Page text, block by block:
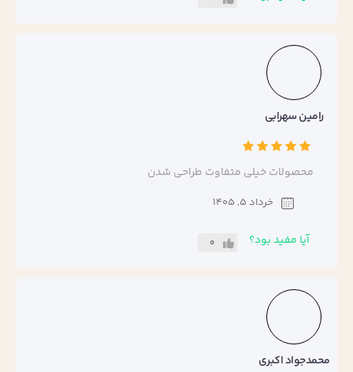
رامین سهرابی
محصولات خیلی متفاوت طراحی شدن
خرداد 5, 1405
آیا مفید بود؟ 0
محمدجواد اکبری